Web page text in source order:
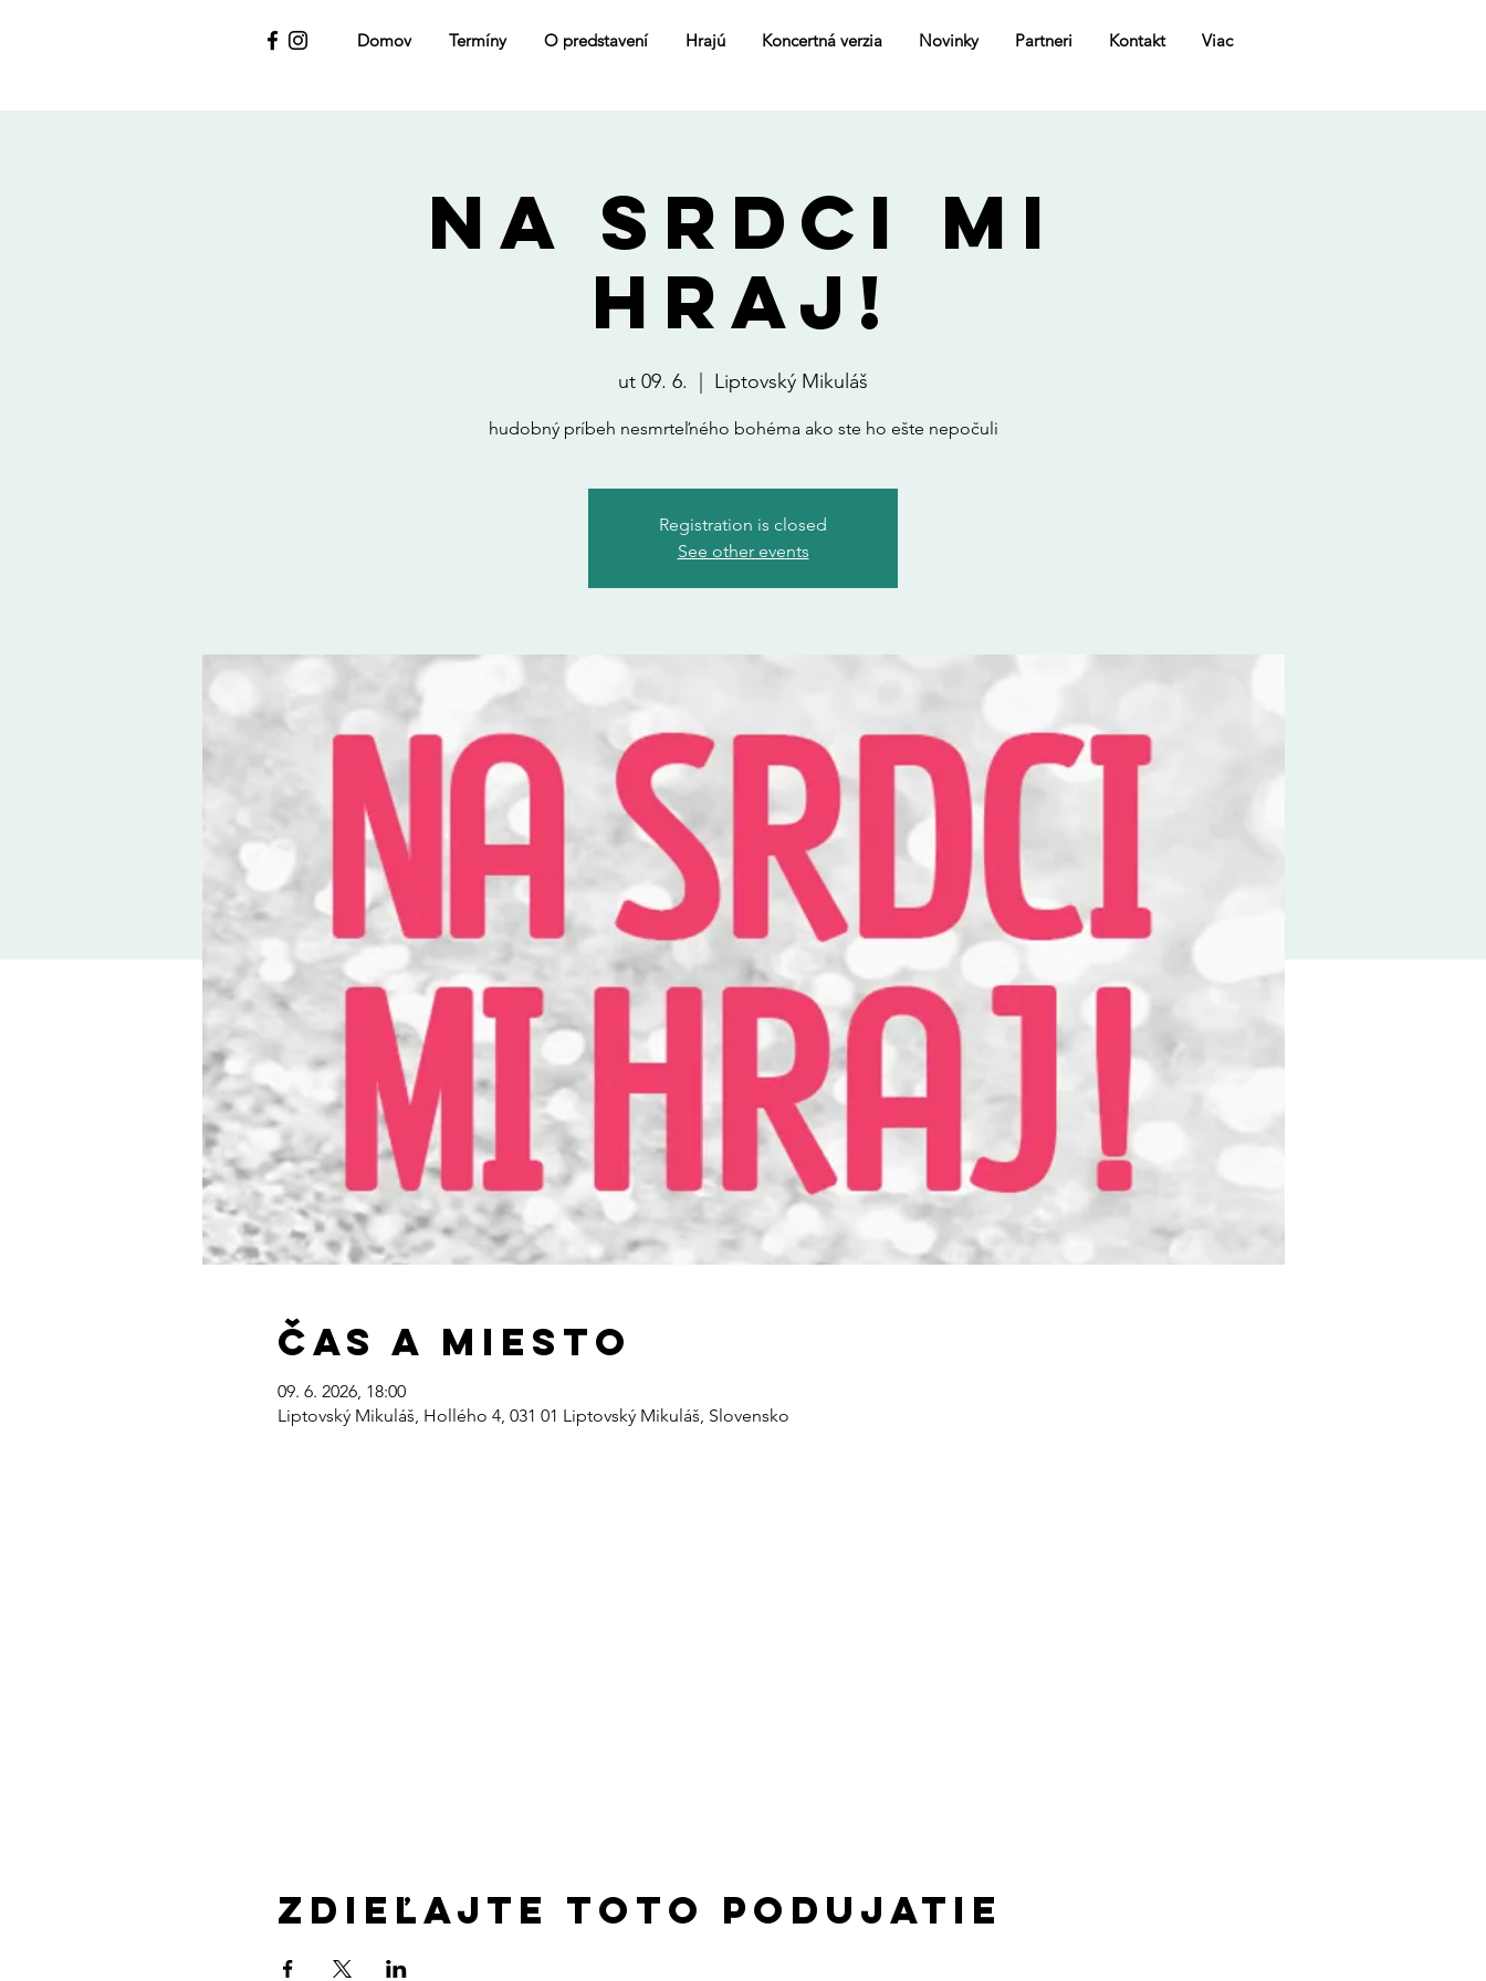
Domov Termíny O predstavení Hrajú Koncertná verzia Novinky Partneri Kontakt Viac
NA SRDCI MI
HRAJ!
ut 09. 6. Liptovský Mikuláš
hudobný príbeh nesmrteľného bohéma ako ste ho ešte nepočuli
Registration is closed
See other events
Čas a miesto
09. 6. 2026, 18:00
Liptovský Mikuláš, Hollého 4, 031 01 Liptovský Mikuláš, Slovensko
Zdieľajte toto podujatie